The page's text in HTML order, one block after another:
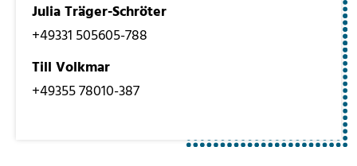
Julia Träger-Schröter
+49331 505605-788
Till Volkmar
+49355 78010-387